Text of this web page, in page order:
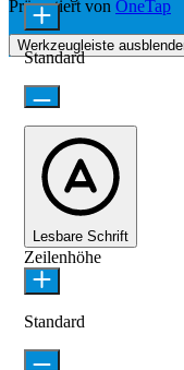
Präsentiert von OneTap
Werkzeugleiste
Standard
Lesbare Schrift
Zeilenhöhe
Standard